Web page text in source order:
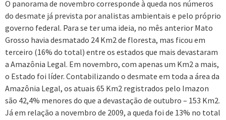
O panorama de novembro corresponde à queda nos números
do desmate já prevista por analistas ambientais e pelo próprio
governo federal. Para se ter uma ideia, no mês anterior Mato
Grosso havia desmatado 24 Km2 de floresta, mas ficou em
terceiro (16% do total) entre os estados que mais devastaram
a Amazônia Legal. Em novembro, com apenas um Km2 a mais,
o Estado foi líder. Contabilizando o desmate em toda a área da
Amazônia Legal, os atuais 65 Km2 registrados pelo Imazon
são 42,4% menores do que a devastação de outubro – 153 Km2.
Já em relação a novembro de 2009, a queda foi de 13% no total